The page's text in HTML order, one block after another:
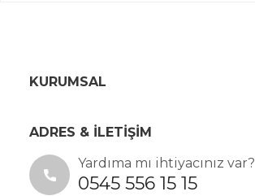
KURUMSAL
ADRES & İLETİŞİM
Yardıma mı ihtiyacınız var?
0545 556 15 15